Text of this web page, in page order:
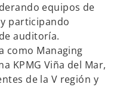
equipos de
participando
auditoría.
como Managing
KPMG Viña del Mar,
de la V región y